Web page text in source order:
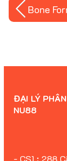
Bone
ĐẠI LÝ
NU88